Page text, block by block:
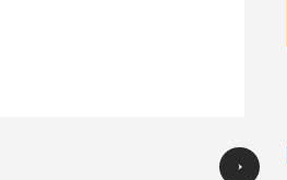
Previous